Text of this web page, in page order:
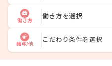
働き方
働き方を選択
給与/他
こだわり条件を選択